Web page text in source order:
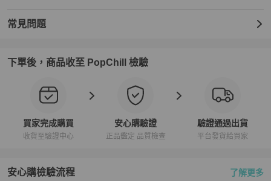
常見問題
下單後，商品收至 PopChill 檢驗
買家完成購買
收貨至驗證中心
安心購驗證
正品鑑定 品質檢查
驗證通過出貨
平台發貨給買家
安心購檢驗流程 了解更多